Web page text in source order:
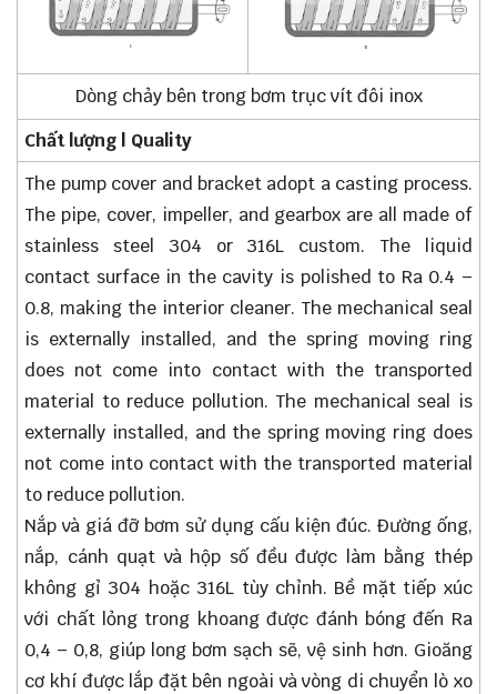
Dòng chảy bên trong bơm trục vít đôi inox
Chất lượng | Quality
The pump cover and bracket adopt a casting process.
The pipe, cover, impeller, and gearbox are all made of
stainless steel 304 or 316L custom. The liquid
contact surface in the cavity is polished to Ra 0.4 –
0.8, making the interior cleaner. The mechanical seal
is externally installed, and the spring moving ring
does not come into contact with the transported
material to reduce pollution. The mechanical seal is
externally installed, and the spring moving ring does
not come into contact with the transported material
to reduce pollution.
Nắp và giá đỡ bơm sử dụng cấu kiện đúc. Đường ống,
nắp, cánh quạt và hộp số đều được làm bằng thép
không gỉ 304 hoặc 316L tùy chỉnh. Bề mặt tiếp xúc
với chất lỏng trong khoang được đánh bóng đến Ra
0,4 – 0,8, giúp long bơm sạch sẽ, vệ sinh hơn. Gioăng
cơ khí được lắp đặt bên ngoài và vòng di chuyển lò xo